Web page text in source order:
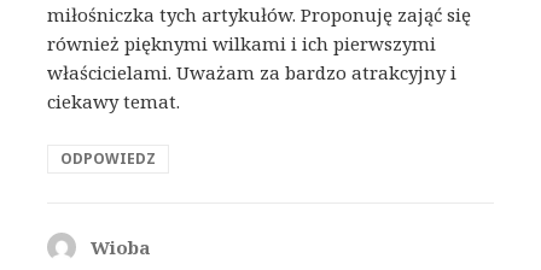
miłośniczka tych artykułów. Proponuję zająć się
również pięknymi wilkami i ich pierwszymi
właścicielami. Uważam za bardzo atrakcyjny i
ciekawy temat.
ODPOWIEDZ
Wiobapisze: